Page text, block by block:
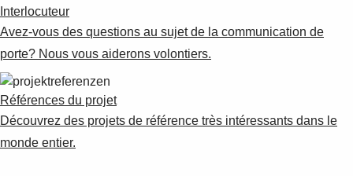
Interlocuteur
Avez-vous des questions au sujet de la communication de
porte? Nous vous aiderons volontiers.
Références du projet
Découvrez des projets de référence très intéressants dans le
monde entier.